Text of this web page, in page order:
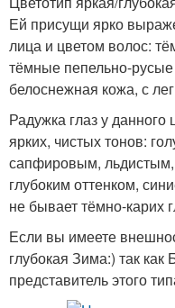
Ей присущи ярко
лица и цветом волос:
тёмные пепельно-
белоснежная кожа, с
Радужка глаз у
ярких, чистых тонов:
сапфировым, льдистым,
глубоким оттенком,
не бывает тёмно-карих
Если вы имеете
глубокая Зима:) так
представитель этого